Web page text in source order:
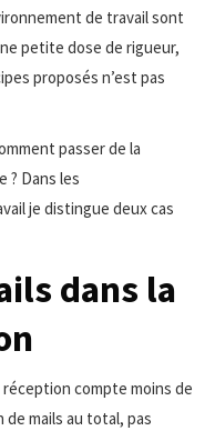
de travail sont
petite dose de rigueur,
proposés n’est pas
passer de la
? Dans les
je distingue deux cas
dans la
compte moins de
de mails au total, pas